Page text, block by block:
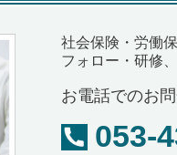
社会保険・労働
フォロー・研修、
お電話でのお
053-